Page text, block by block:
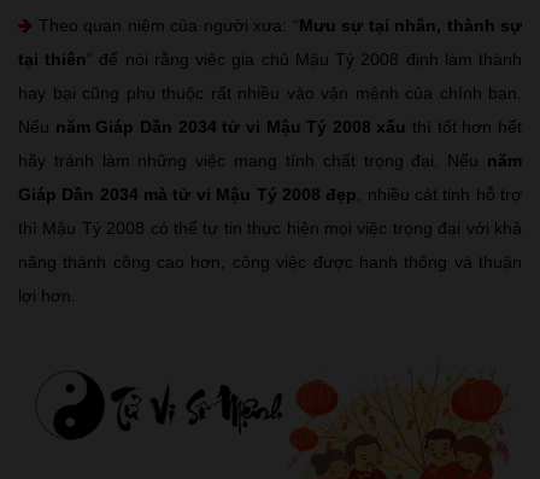
Theo quan niệm của người xưa: “Mưu sự tại nhân, thành sự
tại thiên” để nói rằng việc gia chủ Mậu Tý 2008 định làm thành
hay bại cũng phụ thuộc rất nhiều vào vận mệnh của chính bạn.
Nếu năm Giáp Dần 2034 tử vi Mậu Tý 2008 xấu thì tốt hơn hết
hãy tránh làm những việc mang tính chất trọng đại. Nếu năm
Giáp Dần 2034 mà tử vi Mậu Tý 2008 đẹp , nhiều cát tinh hỗ trợ
thì Mậu Tý 2008 có thể tự tin thực hiện mọi việc trọng đại với khả
năng thành công cao hơn, công việc được hanh thông và thuận
lợi hơn.